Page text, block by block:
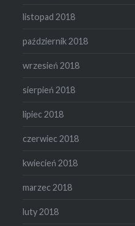
listopad 2018
październik 2018
wrzesień 2018
sierpień 2018
lipiec 2018
czerwiec 2018
kwiecień 2018
marzec 2018
luty 2018